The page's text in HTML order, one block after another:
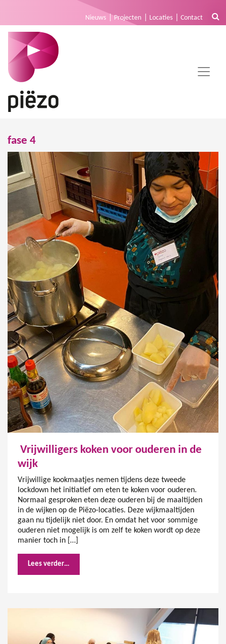
Nieuws Projecten Locaties Contact
fase 4
Vrijwilligers koken voor ouderen in de
wijk
Vrijwillige kookmaatjes nemen tijdens deze tweede
lockdown het initiatief om eten te koken voor ouderen.
Normaal gesproken eten deze ouderen bij de maaltijden
in de wijken op de Piëzo-locaties. Deze wijkmaaltijden
gaan nu tijdelijk niet door. En omdat het voor sommige
ouderen niet mogelijk is om zelf te koken wordt op deze
manier toch in […]
Lees verder…